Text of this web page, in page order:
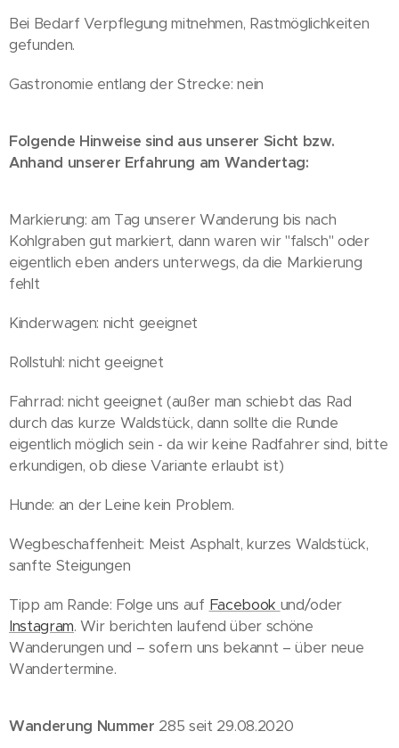
Bei Bedarf Verpflegung mitnehmen, Rastmöglichkeiten
gefunden.
Gastronomie entlang der Strecke: nein
Folgende Hinweise sind aus unserer Sicht bzw.
Anhand unserer Erfahrung am Wandertag:
Markierung: am Tag unserer Wanderung bis nach
Kohlgraben gut markiert, dann waren wir "falsch" oder
eigentlich eben anders unterwegs, da die Markierung
fehlt
Kinderwagen: nicht geeignet
Rollstuhl: nicht geeignet
Fahrrad: nicht geeignet (außer man schiebt das Rad
durch das kurze Waldstück, dann sollte die Runde
eigentlich möglich sein - da wir keine Radfahrer sind, bitte
erkundigen, ob diese Variante erlaubt ist)
Hunde: an der Leine kein Problem.
Wegbeschaffenheit: Meist Asphalt, kurzes Waldstück,
sanfte Steigungen
Tipp am Rande: Folge uns auf Facebook und/oder
Instagram. Wir berichten laufend über schöne
Wanderungen und – sofern uns bekannt – über neue
Wandertermine.
Wanderung Nummer 285 seit 29.08.2020